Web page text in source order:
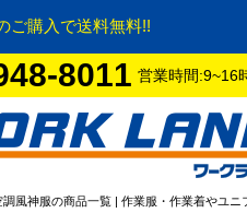
ご購入で送料無料!!
8011 営業時間:9~16
風神服の商品一覧 | 作業服・作業着やユニ